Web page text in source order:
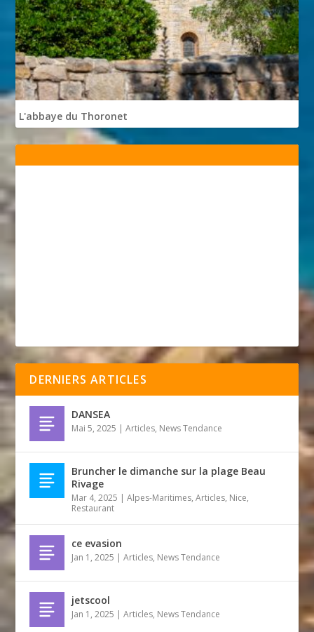
L'abbaye du Thoronet
DERNIERS ARTICLES
DANSEA
Mai 5, 2025 |Articles, News Tendance
Bruncher le dimanche sur la plage Beau
Rivage
Mar 4, 2025 |Alpes-Maritimes,Articles, Nice,
Restaurant
ce evasion
Jan 1, 2025 |Articles, News Tendance
jetscool
Jan 1, 2025 |Articles, News Tendance